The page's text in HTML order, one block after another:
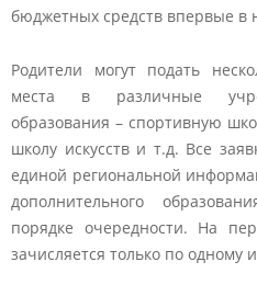
бюджетных средств впервые в
Родители могут подать
места в различные
образования – спортивную
школу искусств и т.д. Все
единой региональной
дополнительного
порядке очередности. На
зачисляется только по одному